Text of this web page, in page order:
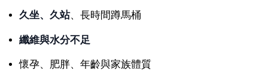
久坐、久站、長時間蹲馬桶
纖維與水分不足
懷孕、肥胖、年齡與家族體質